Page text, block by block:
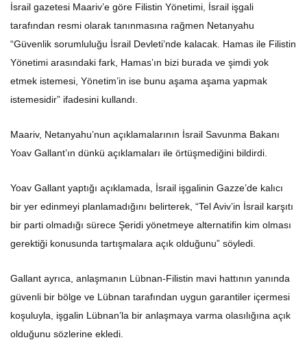
İsrail gazetesi Maariv’e göre Filistin Yönetimi, İsrail işgali
tarafından resmi olarak tanınmasına rağmen Netanyahu
“Güvenlik sorumluluğu İsrail Devleti’nde kalacak. Hamas ile Filistin
Yönetimi arasındaki fark, Hamas’ın bizi burada ve şimdi yok
etmek istemesi, Yönetim’in ise bunu aşama aşama yapmak
istemesidir” ifadesini kullandı.
Maariv, Netanyahu’nun açıklamalarının İsrail Savunma Bakanı
Yoav Gallant’ın dünkü açıklamaları ile örtüşmediğini bildirdi.
Yoav Gallant yaptığı açıklamada, İsrail işgalinin Gazze’de kalıcı
bir yer edinmeyi planlamadığını belirterek, “Tel Aviv’in İsrail karşıtı
bir parti olmadığı sürece Şeridi yönetmeye alternatifin kim olması
gerektiği konusunda tartışmalara açık olduğunu” söyledi.
Gallant ayrıca, anlaşmanın Lübnan-Filistin mavi hattının yanında
güvenli bir bölge ve Lübnan tarafından uygun garantiler içermesi
koşuluyla, işgalin Lübnan’la bir anlaşmaya varma olasılığına açık
olduğunu sözlerine ekledi.